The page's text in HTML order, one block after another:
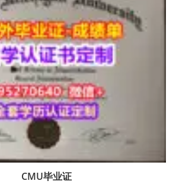
CMU毕业证